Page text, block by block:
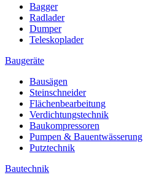
Bagger
Radlader
Dumper
Teleskoplader
Baugeräte
Bausägen
Steinschneider
Flächenbearbeitung
Verdichtungstechnik
Baukompressoren
Pumpen & Bauentwässerung
Putztechnik
Bautechnik